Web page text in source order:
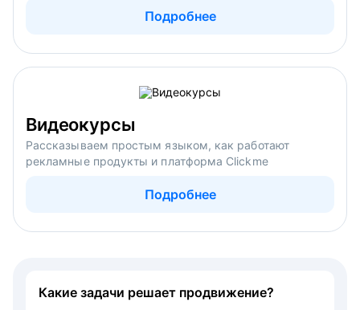
Подробнее
Видеокурсы
Рассказываем простым языком, как работают
рекламные продукты и платформа Clickme
Подробнее
Какие задачи решает продвижение?